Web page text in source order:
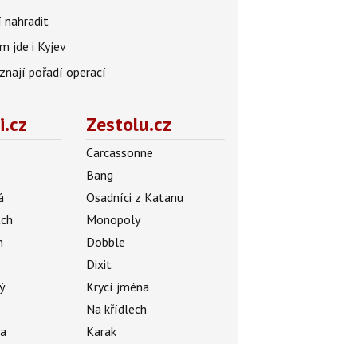
nahradit
jde i Kyjev
pořadí operací
Zestolu.cz
Carcassonne
Bang
Osadníci z Katanu
Monopoly
Dobble
Dixit
Krycí jména
Na křídlech
Karak